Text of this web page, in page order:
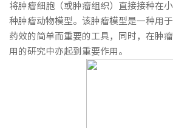
将肿瘤细胞（或肿瘤组织）直接接种在
种肿瘤动物模型。该肿瘤模型是一种用
药效的简单而重要的工具，同时，在肿
用的研究中亦起到重要作用。